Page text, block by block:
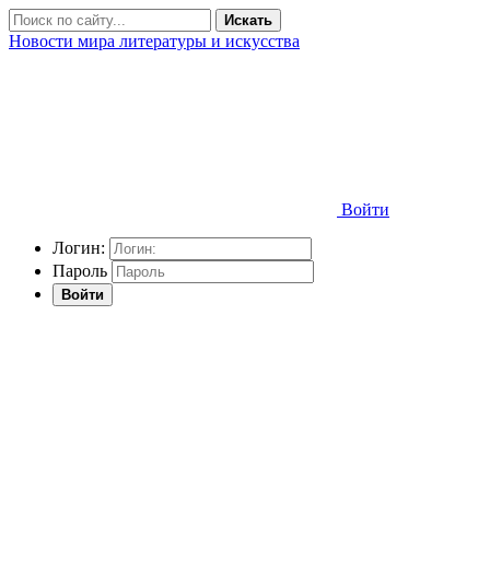
Искать
Новости мира литературы и искусства
Войти
Логин:
Пароль
Войти